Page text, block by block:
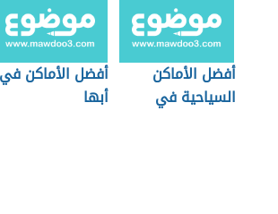
أفضل الأماكن
السياحية في
أفضل الأماكن في
أبها